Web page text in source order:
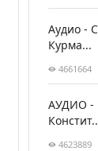
Аудио -
Курма...
4661664
АУДИО -
4623889